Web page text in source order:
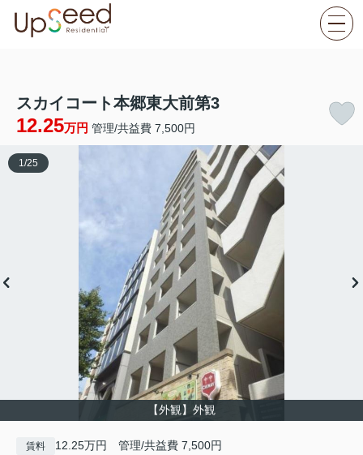
スカイコート本郷東大前第3
12.25万円 管理/共益費 7,500円
【外観】外観
1 /25
賃料 12.25万円 管理/共益費 7,500円